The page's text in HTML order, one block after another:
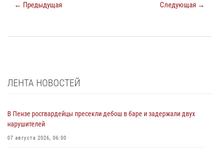
← Предыдущая Следующая →
ЛЕНТА НОВОСТЕЙ
В Пензе росгвардейцы пресекли дебош в баре и задержали двух
нарушителей
07 августа 2026, 06:00